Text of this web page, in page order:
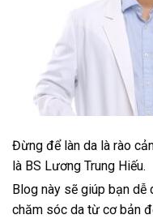
Đừng để làn da là rào
là BS Lương Trung Hiếu.
Blog này sẽ giúp bạn
chăm sóc da từ cơ bản